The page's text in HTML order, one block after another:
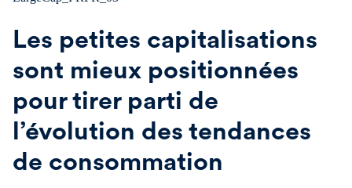
Les petites capitalisations
sont mieux positionnées
pour tirer parti de
l’évolution des tendances
de consommation